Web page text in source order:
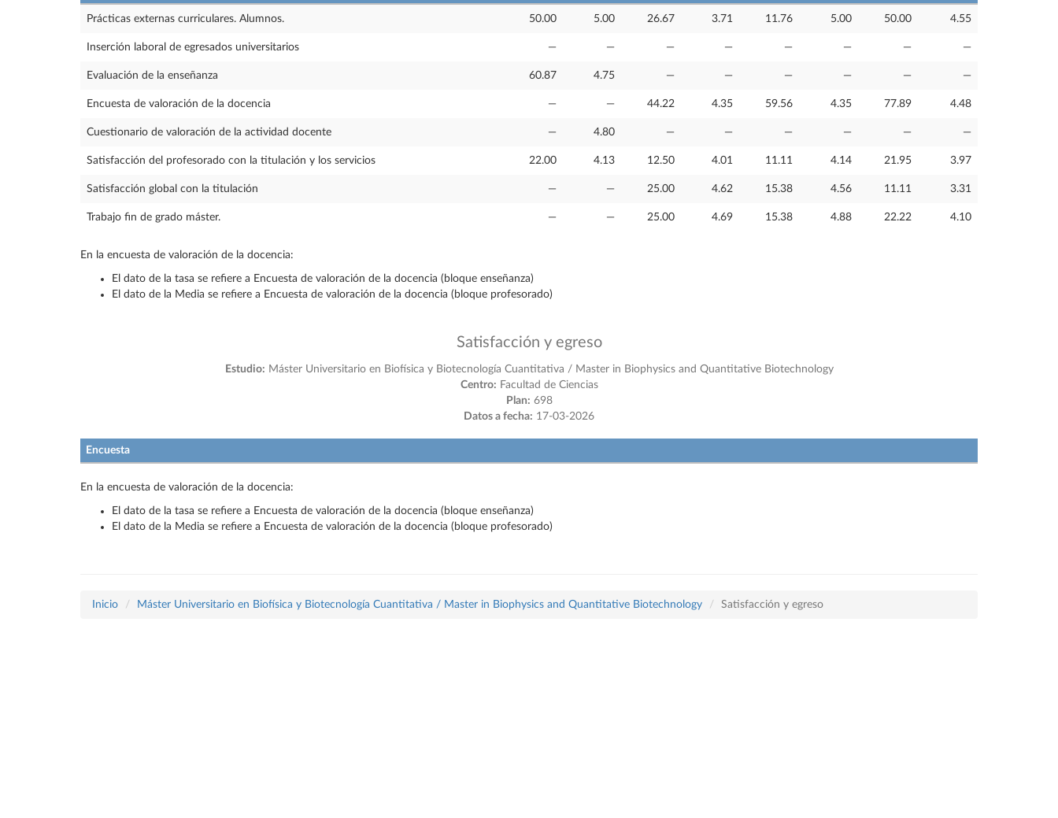
Prácticas externas curriculares. Alumnos. 50.00 5.00 26.67 3.71 11.76 5.00 50.00 4.55
Inserción laboral de egresados universitarios — — — — — — — —
Evaluación de la enseñanza 60.87 4.75 — — — — — —
Encuesta de valoración de la docencia — — 44.22 4.35 59.56 4.35 77.89 4.48
Cuestionario de valoración de la actividad docente — 4.80 — — — — — —
Satisfacción del profesorado con la titulación y los servicios 22.00 4.13 12.50 4.01 11.11 4.14 21.95 3.97
Satisfacción global con la titulación — — 25.00 4.62 15.38 4.56 11.11 3.31
Trabajo fin de grado máster. — — 25.00 4.69 15.38 4.88 22.22 4.10
En la encuesta de valoración de la docencia:
El dato de la tasa se refiere a Encuesta de valoración de la docencia (bloque enseñanza)
El dato de la Media se refiere a Encuesta de valoración de la docencia (bloque profesorado)
Satisfacción y egreso
Estudio: Máster Universitario en Biofísica y Biotecnología Cuantitativa / Master in Biophysics and Quantitative Biotechnology
Centro: Facultad de Ciencias
Plan: 698
Datos a fecha: 17-03-2026
Encuesta
En la encuesta de valoración de la docencia:
El dato de la tasa se refiere a Encuesta de valoración de la docencia (bloque enseñanza)
El dato de la Media se refiere a Encuesta de valoración de la docencia (bloque profesorado)
Inicio Máster Universitario en Biofísica y Biotecnología Cuantitativa / Master in Biophysics and Quantitative Biotechnology Satisfacción y egreso